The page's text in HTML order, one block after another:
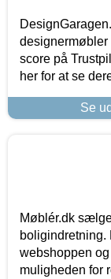
designermøbler
score på
her for at se
Se
Møblér.dk
webshoppen
muligheden for